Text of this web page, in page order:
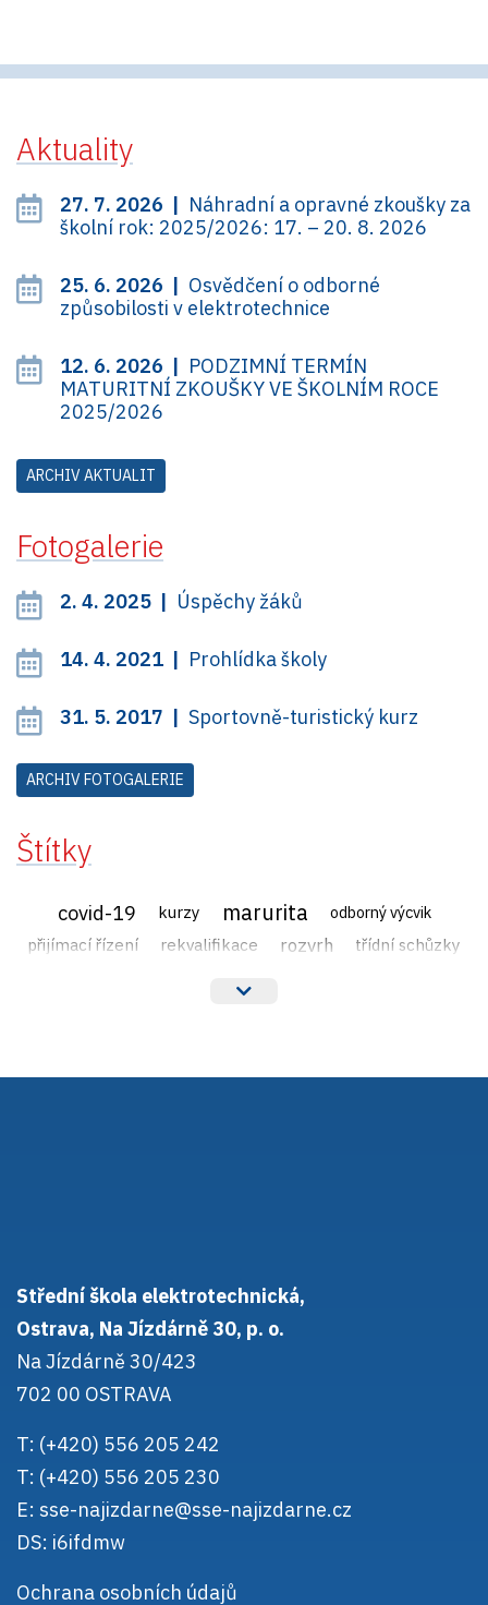
Aktuality
27. 7. 2026 | Náhradní a opravné zkoušky za
školní rok: 2025/2026: 17. – 20. 8. 2026
25. 6. 2026 | Osvědčení o odborné
způsobilosti v elektrotechnice
12. 6. 2026 | PODZIMNÍ TERMÍN
MATURITNÍ ZKOUŠKY VE ŠKOLNÍM ROCE
2025/2026
ARCHIV AKTUALIT
Fotogalerie
2. 4. 2025 | Úspěchy žáků
14. 4. 2021 | Prohlídka školy
31. 5. 2017 | Sportovně-turistický kurz
ARCHIV FOTOGALERIE
Štítky
covid-19 kurzy marurita odborný výcvik
přijímací řízení rekvalifikace rozvrh třídní schůzky
Střední škola elektrotechnická,
Ostrava, Na Jízdárně 30, p. o.
Na Jízdárně 30/423
702 00 OSTRAVA
T: (+420) 556 205 242
T: (+420) 556 205 230
E: sse-najizdarne@sse-najizdarne.cz
DS: i6ifdmw
Ochrana osobních údajů